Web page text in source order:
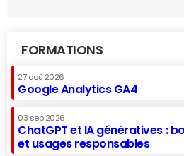
FORMATIONS
27 aoû 2026
Google Analytics GA4
03 sep 2026
ChatGPT et IA génératives :
et usages responsables